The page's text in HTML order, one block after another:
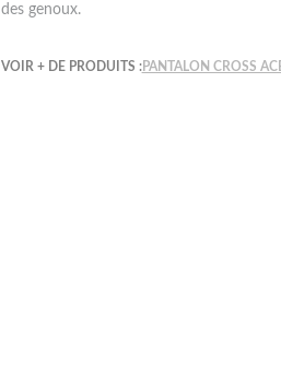
des genoux.
VOIR + DE PRODUITS :PANTALON CROSS